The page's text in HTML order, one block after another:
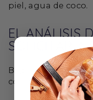
piel, agua de coco.
EL ANÁLISIS
SOLICITAR A
Bajo tratamiento
completo cada3